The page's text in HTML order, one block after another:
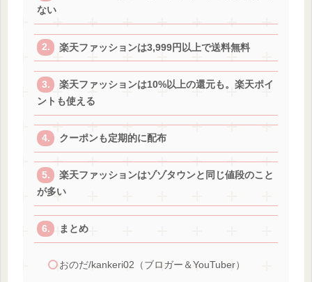
ない
楽天ファッションは3,999円以上で送料無料
楽天ファッションは10%以上の還元も。楽天ポイ
ントも使える
クーポンも定期的に配布
楽天ファッションはゾゾタウンと同じ値段のこと
が多い
まとめ
おのだ/kankeri02（ブロガー＆YouTuber）